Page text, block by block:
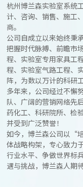
杭州博兰森实验室系统
计、咨询、销售、施工
商。
公司自成立以来始终
把握时代脉搏、前瞻市
程、实验室专用家具工
程、实验室气路工程、
阵，为数以万计的科研
多年来，公司经过不懈
队、广阔的营销网络先
药化工、科研院所、检
并受到广泛赞誉！
如今，博兰森公司以“
体战略构架，专心致力
行业水平、争做世界标
遇与挑战，博兰森人期